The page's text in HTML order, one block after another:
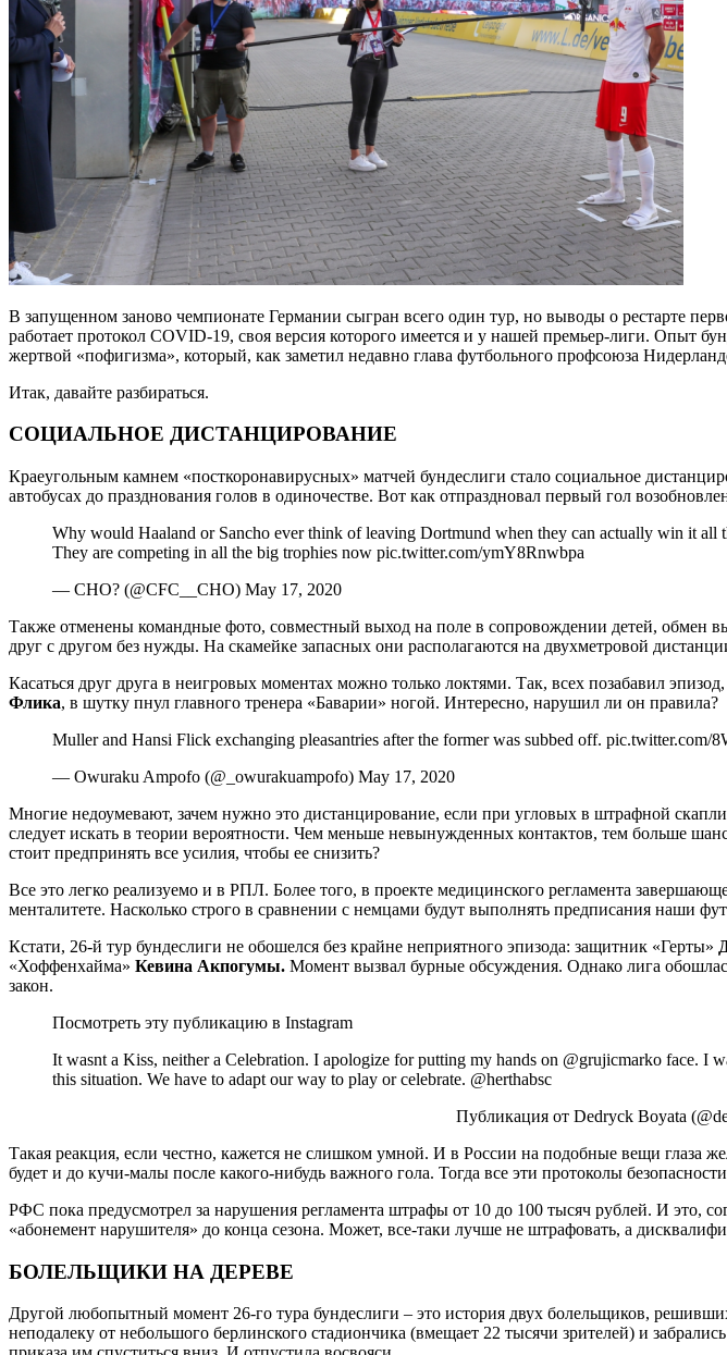
В запущенном заново чемпионате Германии сыгран всего один тур, но выводы о рестарте
работает протокол COVID-19, своя версия которого имеется и у нашей премьер-лиги. Опыт
жертвой «пофигизма», который, как заметил недавно глава футбольного профсоюза
Итак, давайте разбираться.
СОЦИАЛЬНОЕ ДИСТАНЦИРОВАНИЕ
Краеугольным камнем «посткоронавирусных» матчей бундеслиги стало социальное
автобусах до празднования голов в одиночестве. Вот как отпраздновал первый гол
Why would Haaland or Sancho ever think of leaving Dortmund when they can actually win it all
They are competing in all the big trophies now pic.twitter.com/ymY8Rnwbpa
— CHO? (@CFC__CHO) May 17, 2020
Также отменены командные фото, совместный выход на поле в сопровождении детей, обмен
друг с другом без нужды. На скамейке запасных они располагаются на двухметровой
Касаться друг друга в неигровых моментах можно только локтями. Так, всех позабавил эпизод,
Флика, в шутку пнул главного тренера «Баварии» ногой. Интересно, нарушил ли он правила?
Muller and Hansi Flick exchanging pleasantries after the former was subbed off. pic.twitter.com/
— Owuraku Ampofo (@_owurakuampofo) May 17, 2020
Многие недоумевают, зачем нужно это дистанцирование, если при угловых в штрафной
следует искать в теории вероятности. Чем меньше невынужденных контактов, тем больше
стоит предпринять все усилия, чтобы ее снизить?
Все это легко реализуемо и в РПЛ. Более того, в проекте медицинского регламента
менталитете. Насколько строго в сравнении с немцами будут выполнять предписания наши
Кстати, 26-й тур бундеслиги не обошелся без крайне неприятного эпизода: защитник «Герты»
«Хоффенхайма» Кевина Акпогумы. Момент вызвал бурные обсуждения. Однако лига
закон.
Посмотреть эту публикацию в Instagram
It wasnt a Kiss, neither a Celebration. I apologize for putting my hands on @grujicmarko face. I
this situation. We have to adapt our way to play or celebrate. @herthabsc
Публикация от Dedryck Boyata
Такая реакция, если честно, кажется не слишком умной. И в России на подобные вещи глаза
будет и до кучи-малы после какого-нибудь важного гола. Тогда все эти протоколы
РФС пока предусмотрел за нарушения регламента штрафы от 10 до 100 тысяч рублей. И это,
«абонемент нарушителя» до конца сезона. Может, все-таки лучше не штрафовать, а
БОЛЕЛЬЩИКИ НА ДЕРЕВЕ
Другой любопытный момент 26-го тура бундеслиги – это история двух болельщиков,
неподалеку от небольшого берлинского стадиончика (вмещает 22 тысячи зрителей) и